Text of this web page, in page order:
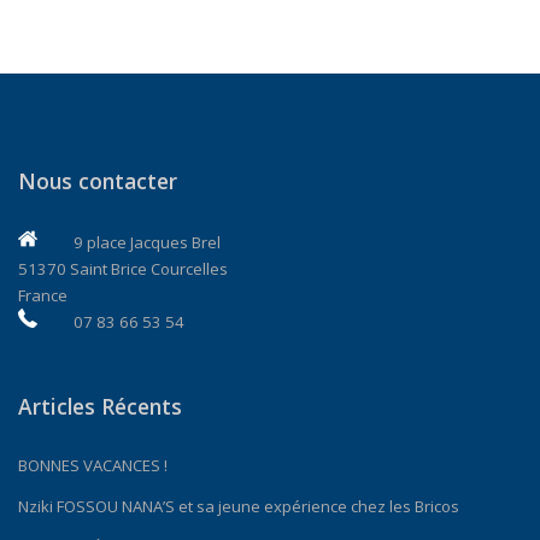
Nous contacter
9 place Jacques Brel
51370 Saint Brice Courcelles
France
07 83 66 53 54
Articles Récents
BONNES VACANCES !
Nziki FOSSOU NANA’S et sa jeune expérience chez les Bricos